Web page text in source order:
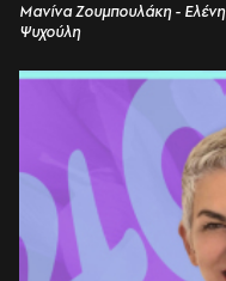
Μανίνα Ζουμπουλάκη - Ελένη
Ψυχούλη